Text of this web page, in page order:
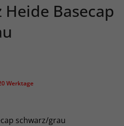
Heide Basecap
Werktage
schwarz/grau